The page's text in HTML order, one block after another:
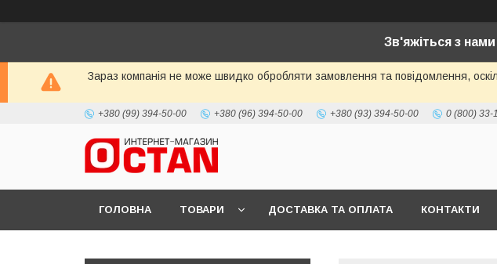
Зв'яжіться з
Зараз компанія не може швидко обробляти замовлення та повідомлення,
+380 (99) 394-50-00 +380 (96) 394-50-00 +380 (93) 394-50-00 0 (800) 33-
ГОЛОВНА ТОВАРИ ДОСТАВКА ТА ОПЛАТА КОНТАКТИ